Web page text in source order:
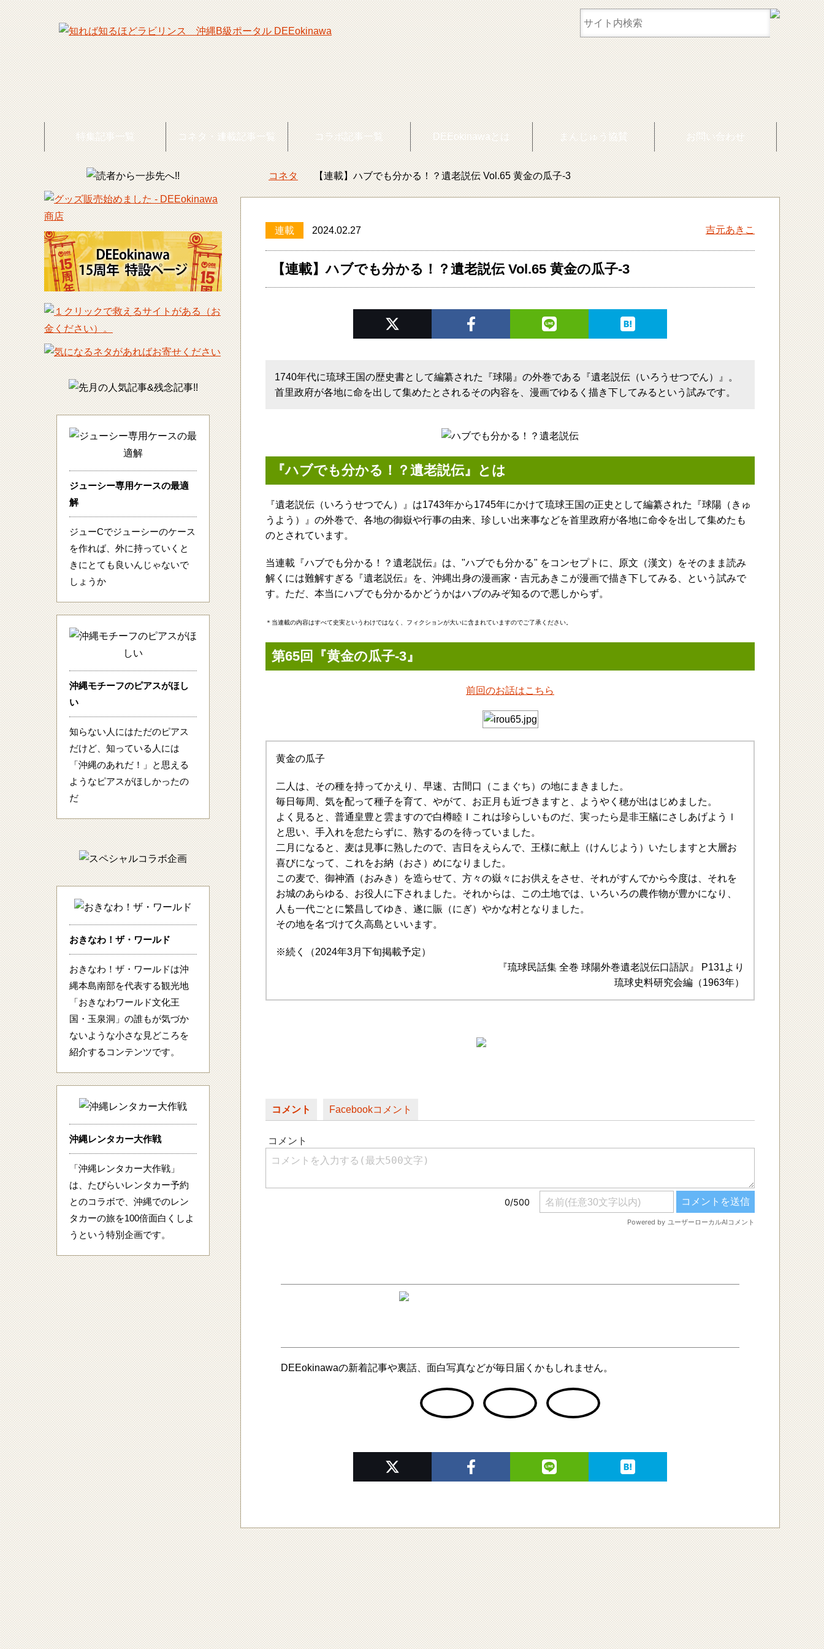
特集記事一覧 コネタ・連載記事一覧 コラボ記事一覧 DEEokinawaとは まんじゅう協賛 お問い合わせ
DEEokinawaトップ
コネタ 【連載】ハブでも分かる！？遺老説伝 Vol.65 黄金の瓜子-3
連載 2024.02.27 吉元あきこ
【連載】ハブでも分かる！？遺老説伝 Vol.65 黄金の瓜子-3
1740年代に琉球王国の歴史書として編纂された『球陽』の外巻である『遺老説伝（いろうせつでん）』。
首里政府が各地に命を出して集めたとされるその内容を、漫画でゆるく描き下してみるという試みです。
『ハブでも分かる！？遺老説伝』とは
『遺老説伝（いろうせつでん）』は1743年から1745年にかけて琉球王国の正史として編纂された『球陽（きゅ
うよう）』の外巻で、各地の御嶽や行事の由来、珍しい出来事などを首里政府が各地に命令を出して集めたも
のとされています。
当連載『ハブでも分かる！？遺老説伝』は、"ハブでも分かる" をコンセプトに、原文（漢文）をそのまま読み
解くには難解すぎる『遺老説伝』を、沖縄出身の漫画家・吉元あきこが漫画で描き下してみる、という試みで
す。ただ、本当にハブでも分かるかどうかはハブのみぞ知るので悪しからず。
＊当連載の内容はすべて史実というわけではなく、フィクションが大いに含まれていますのでご了承ください。
第65回『黄金の瓜子-3』
前回のお話はこちら
黄金の瓜子
二人は、その種を持ってかえり、早速、古間口（こまぐち）の地にまきました。
毎日毎周、気を配って種子を育て、やがて、お正月も近づきますと、ようやく穂が出はじめました。
よく見ると、普通皇豊と雲ますので白樽睦Ｉこれは珍らしいものだ、実ったら是非王艤にさしあげようｌ
と思い、手入れを怠たらずに、熟するのを待っていました。
二月になると、麦は見事に熟したので、吉日をえらんで、王様に献上（けんじよう）いたしますと大層お
喜びになって、これをお納（おさ）めになりました。
この麦で、御神酒（おみき）を造らせて、方々の嶽々にお供えをさせ、それがすんでから今度は、それを
お城のあらゆる、お役人に下されました。それからは、この土地では、いろいろの農作物が豊かになり、
人も一代ごとに繁昌してゆき、遂に賑（にぎ）やかな村となりました。
その地を名づけて久高島といいます。
※続く（2024年3月下旬掲載予定）
『琉球民話集 全巻 球陽外巻遺老説伝口語訳』 P131より
琉球史料研究会編（1963年）
コメント Facebookコメント
DEEokinawaの新着記事や裏話、面白写真などが毎日届くかもしれません。
ジューシー専用ケースの最適
解
ジューCでジューシーのケース
を作れば、外に持っていくと
きにとても良いんじゃないで
しょうか
沖縄モチーフのピアスがほし
い
知らない人にはただのピアス
だけど、知っている人には
「沖縄のあれだ！」と思える
ようなピアスがほしかったの
だ
おきなわ！ザ・ワールド
おきなわ！ザ・ワールドは沖
縄本島南部を代表する観光地
「おきなわワールド文化王
国・玉泉洞」の誰もが気づか
ないような小さな見どころを
紹介するコンテンツです。
沖縄レンタカー大作戦
「沖縄レンタカー大作戦」
は、たびらいレンタカー予約
とのコラボで、沖縄でのレン
タカーの旅を100倍面白くしよ
うという特別企画です。